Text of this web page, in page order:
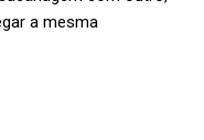
a mesma